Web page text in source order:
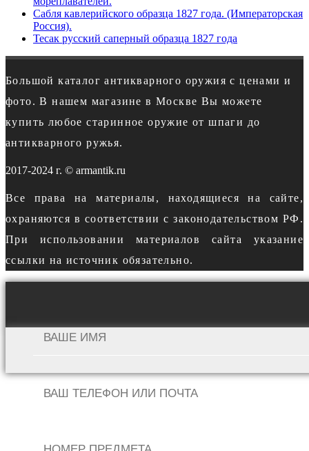
Сабля кавлерийского образца 1827 года. (Императорская
Россия).
Тесак русский саперный образца 1827 года
Большой каталог антикварного оружия с ценами и
фото. В нашем магазине в Москве Вы можете
купить любое старинное оружие от шпаги до
антикварного ружья.
2017-2024 г. © armantik.ru
Все права на материалы, находящиеся на сайте,
охраняются в соответствии с законодательством РФ.
При использовании материалов сайта указание
ссылки на источник обязательно.